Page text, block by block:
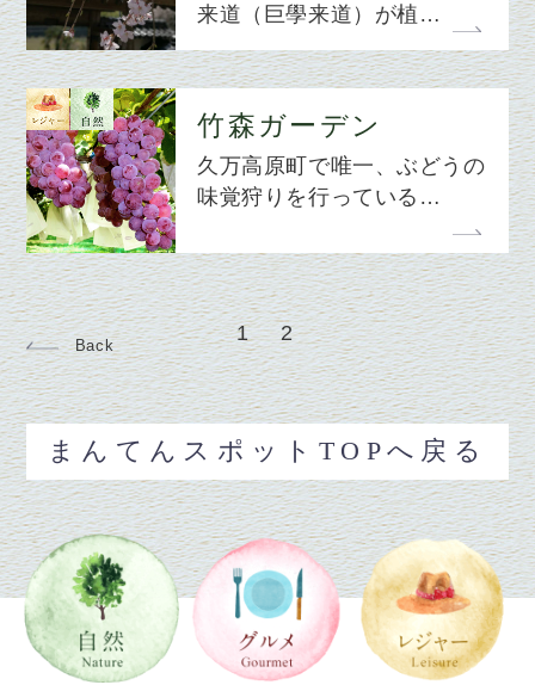
来道（巨學来道）が植…
竹森ガーデン
久万高原町で唯一、ぶどうの
味覚狩りを行っている…
Back
1 2
まんてんスポットTOPへ戻る